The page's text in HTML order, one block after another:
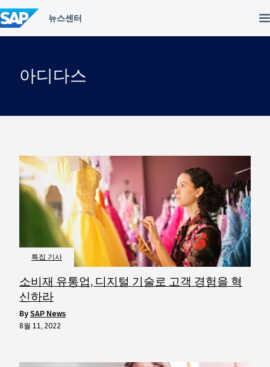
텐
츠
건
아디다스
특집 기사
소비재 유통업, 디지털 기술로 고객 경험을 혁
신하라
by SAP News
8월 11, 2022